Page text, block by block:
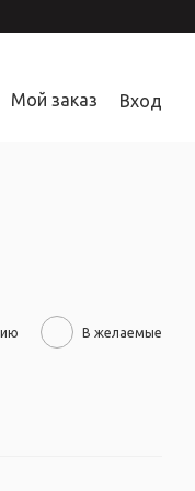
Мой заказ Вход
В желаемые